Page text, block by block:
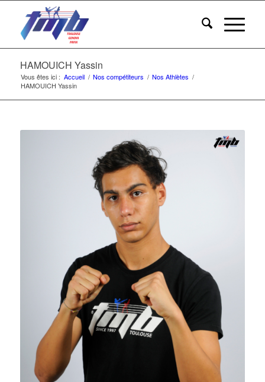
HAMOUICH Yassin
Vous êtes ici : Accueil / Nos compétiteurs / Nos Athlètes /
HAMOUICH Yassin